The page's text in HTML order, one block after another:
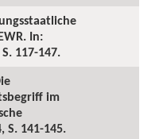
In:
117-147.
im
S. 141-145.